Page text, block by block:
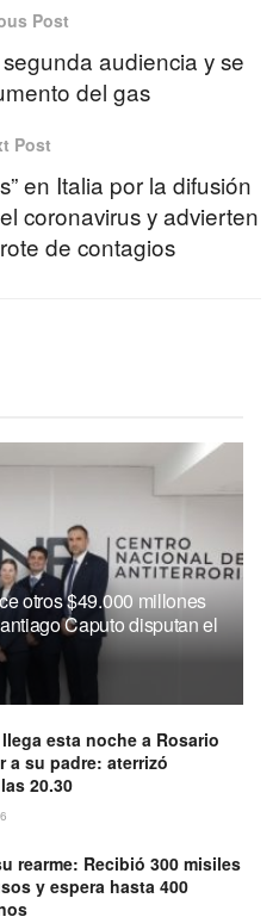
Post
audiencia y se
del gas
Post
en Italia por la difusión
coronavirus y advierten
de contagios
otros $49.000 millones
Caputo disputan el
esta noche a Rosario
a su padre: aterrizó
20.30
rearme: Recibió 300 misiles
y espera hasta 400